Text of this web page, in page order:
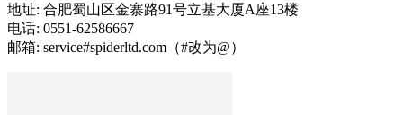
地址: 合肥蜀山区金寨路91号立基大厦A座13楼
电话: 0551-62586667
邮箱: service#spiderltd.com（#改为@）